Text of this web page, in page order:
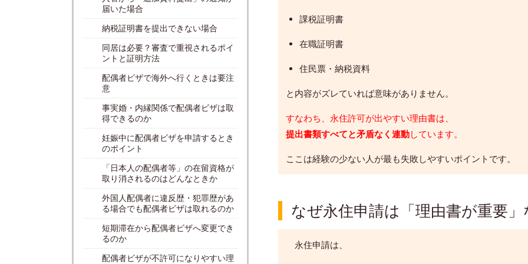
課税証明書
在職証明書
住民票・納税資料
と内容がズレていれば意味がありません。
すなわち、永住許可が出やすい理由書は、
提出書類すべてと矛盾なく連動しています。
ここは経験の少ない人が最も失敗しやすいポイントです。
なぜ永住申請は「理由書が重要
永住申請は、
届いた場合
納税証明書を提出できない場合
同居は必要？審査で重視されるポイ
ントと証明方法
配偶者ビザで海外へ行くときは要注
意
事実婚・内縁関係で配偶者ビザは取
得できるのか
妊娠中に配偶者ビザを申請するとき
のポイント
「日本人の配偶者等」の在留資格が
取り消されるのはどんなときか
外国人配偶者に違反歴・犯罪歴があ
る場合でも配偶者ビザは取れるのか
短期滞在から配偶者ビザへ変更でき
るのか
配偶者ビザが不許可になりやすい理